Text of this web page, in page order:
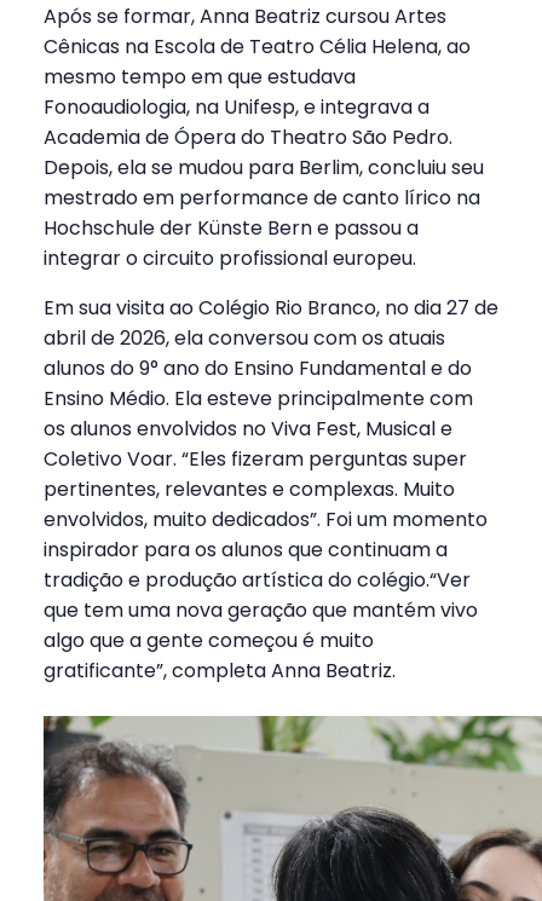
Após se formar, Anna Beatriz cursou Artes
Cênicas na Escola de Teatro Célia Helena, ao
mesmo tempo em que estudava
Fonoaudiologia, na Unifesp, e integrava a
Academia de Ópera do Theatro São Pedro.
Depois, ela se mudou para Berlim, concluiu seu
mestrado em performance de canto lírico na
Hochschule der Künste Bern e passou a
integrar o circuito profissional europeu.
Em sua visita ao Colégio Rio Branco, no dia 27 de
abril de 2026, ela conversou com os atuais
alunos do 9° ano do Ensino Fundamental e do
Ensino Médio. Ela esteve principalmente com
os alunos envolvidos no Viva Fest, Musical e
Coletivo Voar. “Eles fizeram perguntas super
pertinentes, relevantes e complexas. Muito
envolvidos, muito dedicados”. Foi um momento
inspirador para os alunos que continuam a
tradição e produção artística do colégio.“Ver
que tem uma nova geração que mantém vivo
algo que a gente começou é muito
gratificante”, completa Anna Beatriz.